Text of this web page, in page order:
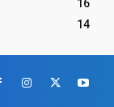
16
14